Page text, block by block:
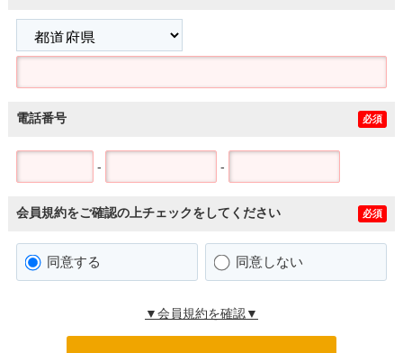
電話番号 必須
- -
会員規約をご確認の上チェックをしてください 必須
同意する 同意しない
▼会員規約を確認▼